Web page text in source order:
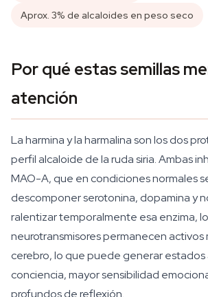
Aprox. 3% de alcaloides en peso seco
Por qué estas semillas
atención
La harmina y la harmalina son los dos
perfil alcaloide de la ruda siria. Ambas
MAO-A, que en condiciones normales
descomponer serotonina, dopamina y
ralentizar temporalmente esa enzima,
neurotransmisores permanecen activos
cerebro, lo que puede generar
conciencia, mayor sensibilidad
profundos de reflexión.